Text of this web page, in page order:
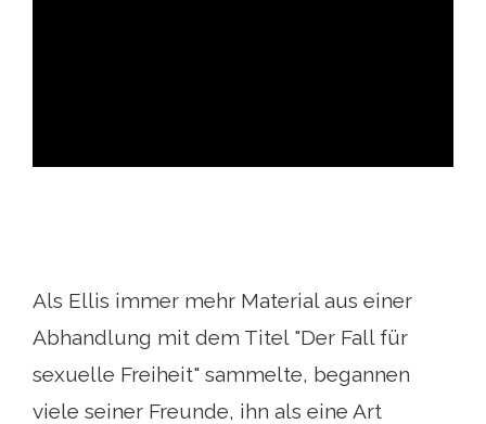
Als Ellis immer mehr Material aus einer
Abhandlung mit dem Titel "Der Fall für
sexuelle Freiheit" sammelte, begannen
viele seiner Freunde, ihn als eine Art